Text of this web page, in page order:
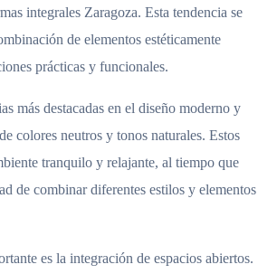
integrales Zaragoza. Esta tendencia se
de elementos estéticamente
prácticas y funcionales.
más destacadas en el diseño moderno y
colores neutros y tonos naturales. Estos
tranquilo y relajante, al tiempo que
de combinar diferentes estilos y elementos
es la integración de espacios abiertos.